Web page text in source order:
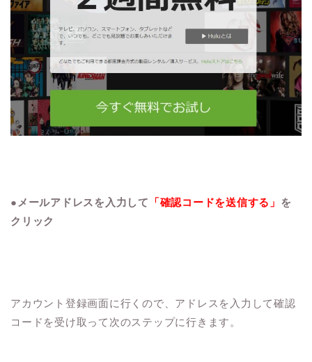
●メールアドレスを入力して 「確認コードを送信する」 を
クリック
アカウント登録画面に行くので、アドレスを入力して確認
コードを受け取って次のステップに行きます。